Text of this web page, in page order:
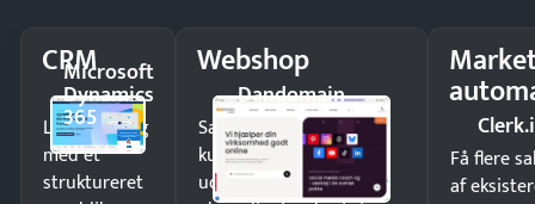
CRM
Microsoft
Dynamics
365
Luk flere salg
med et
struktureret
Webshop
Dandomain
Sælg produkter 24/7 til
kunder i hele landet
uden
Få flere
af